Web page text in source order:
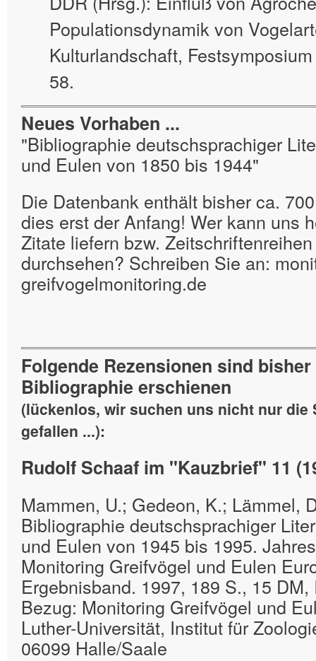
Populationsdynamik von
Kulturlandschaft,
58.
Neues Vorhaben ...
"Bibliographie deutschsprachiger
und Eulen von 1850 bis 1944"
Die Datenbank enthält bisher ca.
dies erst der Anfang! Wer kann uns
Zitate liefern bzw.
durchsehen? Schreiben Sie an:
greifvogelmonitoring.de
Folgende Rezensionen sind
Bibliographie erschienen
(lückenlos, wir suchen uns nicht nur die
gefallen ...):
Rudolf Schaaf im "Kauzbrief" 11
Mammen, U.; Gedeon, K.; Lämmel,
Bibliographie deutschsprachiger
und Eulen von 1945 bis 1995.
Monitoring Greifvögel und Eulen
Ergebnisband. 1997, 189 S., 15
Bezug: Monitoring Greifvögel und
Luther-Universität, Institut für
06099 Halle/Saale